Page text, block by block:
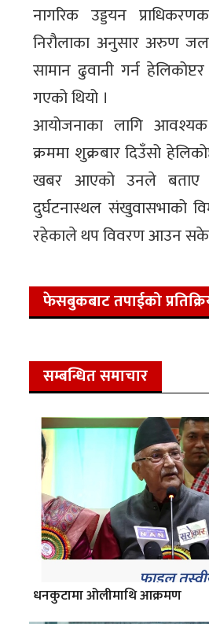
नागरिक उड्डयन
निरौलाका अनुसार अरुण
सामान ढुवानी गर्न
गएको थियो ।
आयोजनाका लागि आवश्यक
क्रममा शुक्रबार दिउँसो
खबर आएको उनले बताए
दुर्घटनास्थल संखुवासभाको
रहेकाले थप विवरण आउन
फेसबुकबाट तपाईको
सम्बन्धित समाचार
धनकुटामा ओलीमाथि आक्रमण